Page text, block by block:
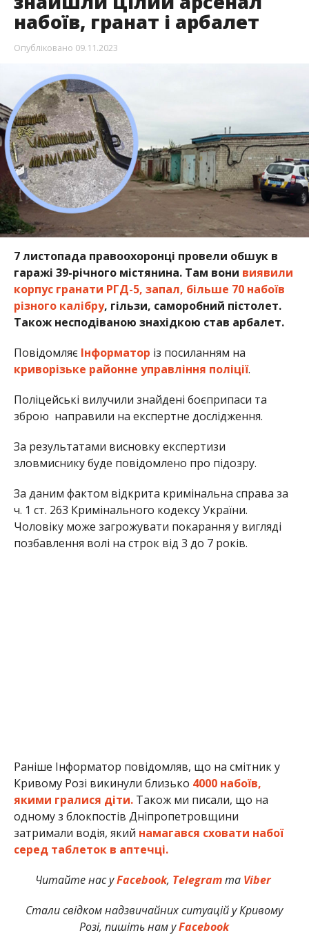
набоїв, гранат і арбалет
Опубліковано 09.11.2023
7 листопада правоохоронці провели обшук в
гаражі 39-річного містянина. Там вони виявили
корпус гранати РГД-5, запал, більше 70 набоїв
різного калібру, гільзи, саморобний пістолет.
Також несподіваною знахідкою став арбалет.
Повідомляє Інформатор із посиланням на
криворізьке районне управління поліції.
Поліцейські вилучили знайдені боєприпаси та
зброю направили на експертне дослідження.
За результатами висновку експертизи
зловмиснику буде повідомлено про підозру.
За даним фактом відкрита кримінальна справа за
ч. 1 ст. 263 Кримінального кодексу України.
Чоловіку може загрожувати покарання у вигляді
позбавлення волі на строк від 3 до 7 років.
Раніше Інформатор повідомляв, що на смітник у
Кривому Розі викинули близько 4000 набоїв,
якими гралися діти.Також ми писали, що на
одному з блокпостів Дніпропетровщини
затримали водія, який намагався сховати набої
серед таблеток в аптечці.
Читайте нас уFacebook, Telegramта Viber
Стали свідком надзвичайних ситуацій у Кривому
Розі, пишіть нам уFacebook